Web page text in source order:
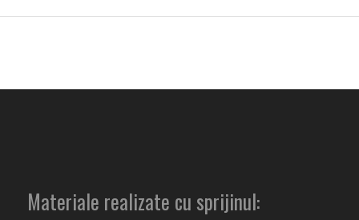
Materiale realizate cu sprijinul: